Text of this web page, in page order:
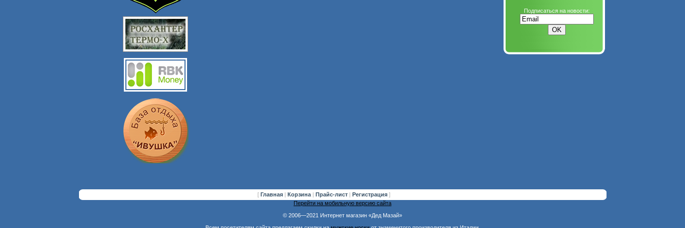
Подписаться на новости:
[ Главная | Корзина | Прайс-лист | Регистрация ]
Перейти на мобильную версию сайта
© 2006—2021 Интернет магазин «Дед Мазай»